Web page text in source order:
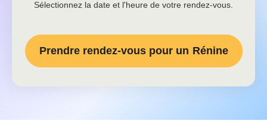
Sélectionnez la date et l'heure de votre rendez-vous.
Prendre rendez-vous pour un Rénine